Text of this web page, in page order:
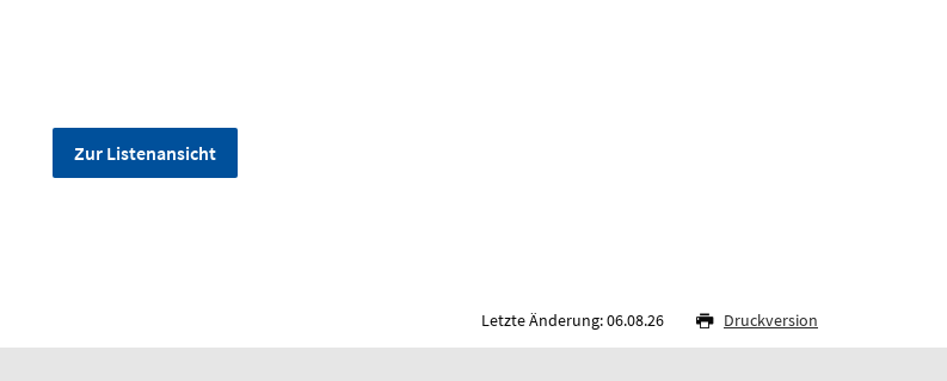
Zur Listenansicht
Letzte Änderung: 06.08.26 Druckversion